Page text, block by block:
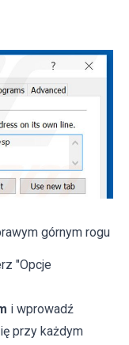
górnym rogu
"Opcje
i wprowadź
przy każdym